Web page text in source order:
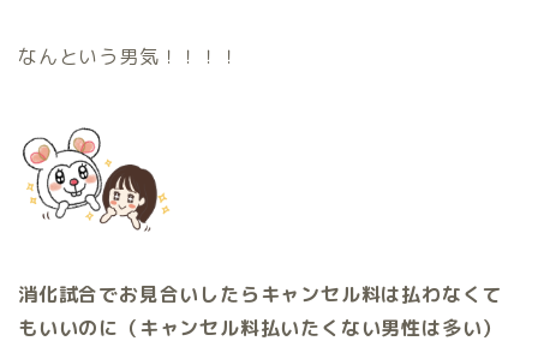
なんという男気！！！！
消化試合でお見合いしたらキャンセル料は払わなくて
もいいのに（キャンセル料払いたくない男性は多い）